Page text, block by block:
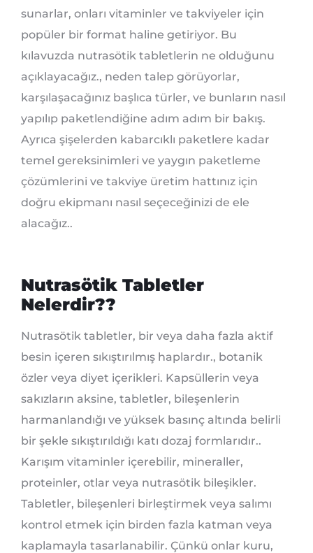
sunarlar, onları vitaminler ve takviyeler için
popüler bir format haline getiriyor. Bu
kılavuzda nutrasötik tabletlerin ne olduğunu
açıklayacağız., neden talep görüyorlar,
karşılaşacağınız başlıca türler, ve bunların nasıl
yapılıp paketlendiğine adım adım bir bakış.
Ayrıca şişelerden kabarcıklı paketlere kadar
temel gereksinimleri ve yaygın paketleme
çözümlerini ve takviye üretim hattınız için
doğru ekipmanı nasıl seçeceğinizi de ele
alacağız..
Nutrasötik Tabletler
Nelerdir??
Nutrasötik tabletler, bir veya daha fazla aktif
besin içeren sıkıştırılmış haplardır., botanik
özler veya diyet içerikleri. Kapsüllerin veya
sakızların aksine, tabletler, bileşenlerin
harmanlandığı ve yüksek basınç altında belirli
bir şekle sıkıştırıldığı katı dozaj formlarıdır..
Karışım vitaminler içerebilir, mineraller,
proteinler, otlar veya nutrasötik bileşikler.
Tabletler, bileşenleri birleştirmek veya salımı
kontrol etmek için birden fazla katman veya
kaplamayla tasarlanabilir. Çünkü onlar kuru,